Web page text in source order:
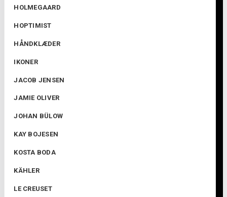
HOLMEGAARD
HOPTIMIST
HÅNDKLÆDER
IKONER
JACOB JENSEN
JAMIE OLIVER
JOHAN BÜLOW
KAY BOJESEN
KOSTA BODA
KÄHLER
LE CREUSET